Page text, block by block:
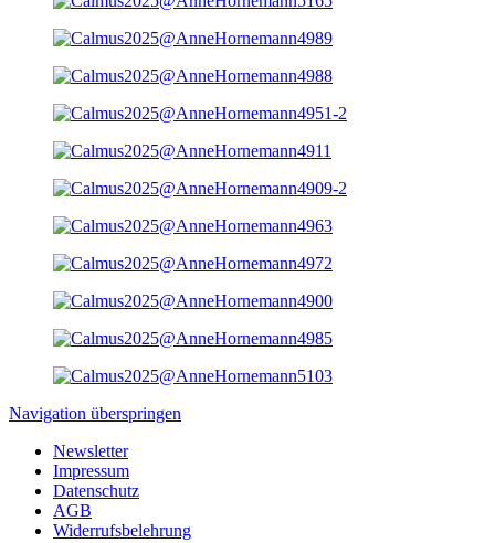
Navigation überspringen
Newsletter
Impressum
Datenschutz
AGB
Widerrufsbelehrung